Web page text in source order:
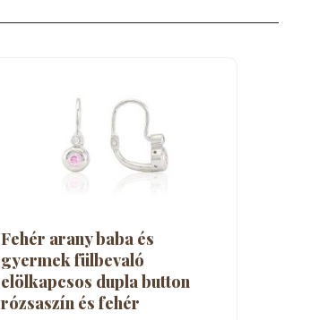
Fehér arany baba és
gyermek fülbevaló
elölkapcsos dupla button
rózsaszín és fehér